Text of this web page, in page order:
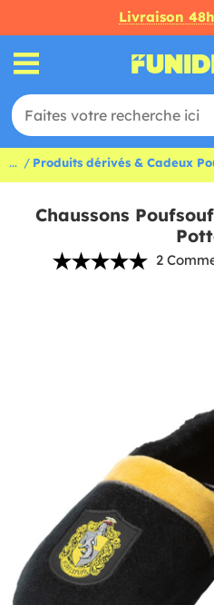
Livraison 48h
... Produits dérivés & Cadeux
Chaussons
2